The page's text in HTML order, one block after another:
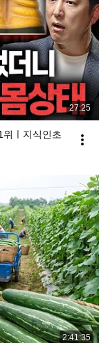
27:25
ㅣ지식인초
2:41:35